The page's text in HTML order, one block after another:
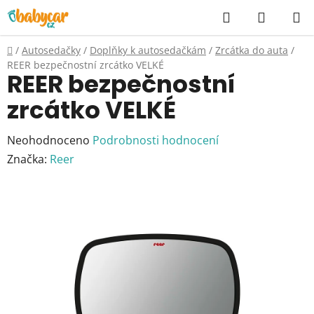
Přejít
na
obsah
Hledat
KOŠÍK
Domů
/ Autosedačky / Doplňky k autosedačkám / Zrcátka do auta /
REER bezpečnostní zrcátko VELKÉ
REER bezpečnostní
zrcátko VELKÉ
Průměrné
hodnocení
Neohodnoceno Podrobnosti hodnocení
Značka: Reer